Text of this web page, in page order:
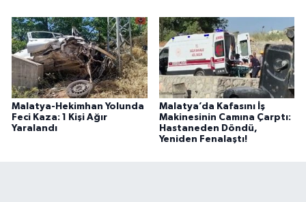
Malatya-Hekimhan Yolunda
Feci Kaza: 1 Kişi Ağır
Yaralandı
Malatya’da Kafasını İş
Makinesinin Camına Çarptı:
Hastaneden Döndü,
Yeniden Fenalaştı!